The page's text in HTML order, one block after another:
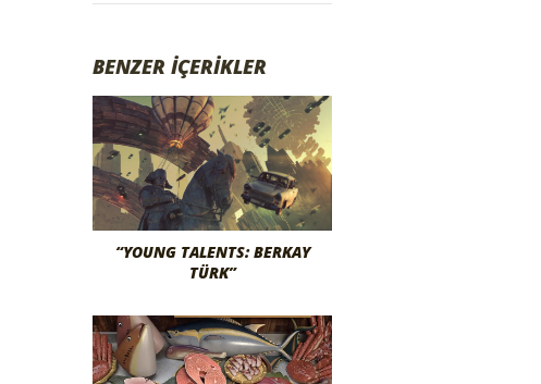
BENZER İÇERİKLER
“YOUNG TALENTS: BERKAY
TÜRK”